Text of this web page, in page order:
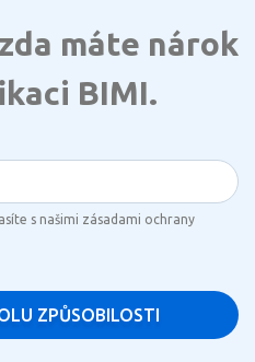
máte nárok
BIMI.
s našimi zásadami ochrany